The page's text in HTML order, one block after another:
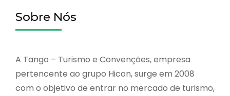
Sobre Nós
A Tango – Turismo e Convenções, empresa
pertencente ao grupo Hicon, surge em 2008
com o objetivo de entrar no mercado de turismo,